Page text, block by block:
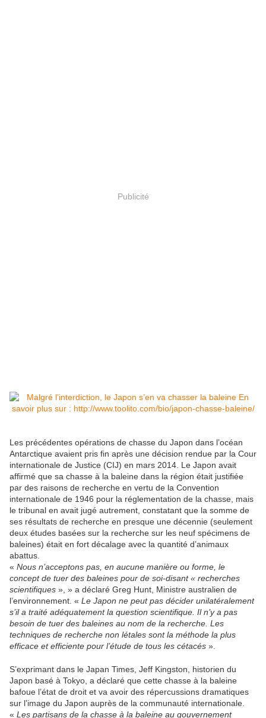
Publicité
Les précédentes opérations de chasse du Japon dans l’océan
Antarctique avaient pris fin après une décision rendue par la Cour
internationale de Justice (CIJ) en mars 2014. Le Japon avait
affirmé que sa chasse à la baleine dans la région était justifiée
par des raisons de recherche en vertu de la Convention
internationale de 1946 pour la réglementation de la chasse, mais
le tribunal en avait jugé autrement, constatant que la somme de
ses résultats de recherche en presque une décennie (seulement
deux études basées sur la recherche sur les neuf spécimens de
baleines) était en fort décalage avec la quantité d’animaux
abattus.
« Nous n’acceptons pas, en aucune manière ou forme, le
concept de tuer des baleines pour de soi-disant « recherches
scientifiques », » a déclaré Greg Hunt, Ministre australien de
l’environnement. « Le Japon ne peut pas décider unilatéralement
s’il a traité adéquatement la question scientifique. Il n’y a pas
besoin de tuer des baleines au nom de la recherche. Les
techniques de recherche non létales sont la méthode la plus
efficace et efficiente pour l’étude de tous les cétacés ».
S’exprimant dans le Japan Times, Jeff Kingston, historien du
Japon basé à Tokyo, a déclaré que cette chasse à la baleine
bafoue l’état de droit et va avoir des répercussions dramatiques
sur l’image du Japon auprès de la communauté internationale.
« Les partisans de la chasse à la baleine au gouvernement